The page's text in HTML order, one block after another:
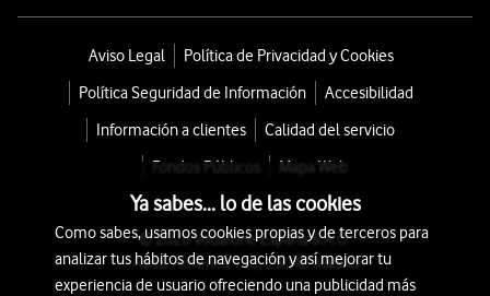
Aviso Legal
Política de Privacidad y Cookies
Política Seguridad de Información
Accesibilidad
Información a clientes
Calidad del servicio
Fondos Públicos
Mapa Web
© 2026 Vodafone España S.A.U.
Avda. América 115, 28042 Madrid
Ya sabes... lo de las cookies
Como sabes, usamos cookies propias y de terceros para
analizar tus hábitos de navegación y así mejorar tu
experiencia de usuario ofreciendo una publicidad más